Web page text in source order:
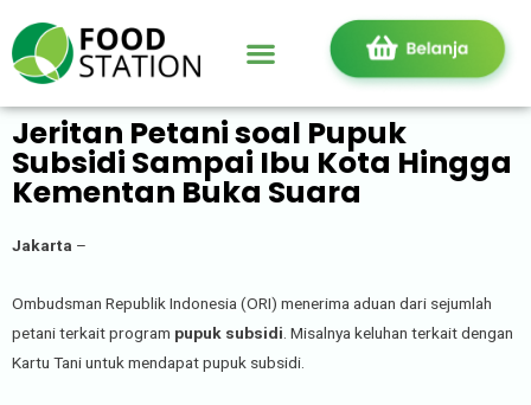
Jeritan Petani soal Pupuk
Subsidi Sampai Ibu Kota Hingga
Kementan Buka Suara
Jakarta –
Ombudsman Republik Indonesia (ORI) menerima aduan dari sejumlah
petani terkait program pupuk subsidi . Misalnya keluhan terkait dengan
Kartu Tani untuk mendapat pupuk subsidi.